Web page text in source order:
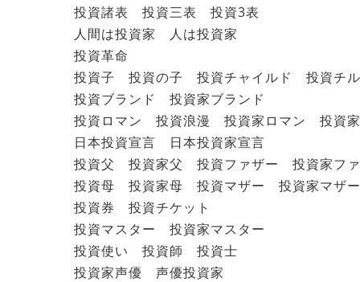
投資諸表 投資三表 投資3表
人間は投資家 人は投資家
投資革命
投資子 投資の子 投資チャイルド 投資チル
投資ブランド 投資家ブランド
投資ロマン 投資浪漫 投資家ロマン 投資家
日本投資宣言 日本投資家宣言
投資父 投資家父 投資ファザー 投資家ファ
投資母 投資家母 投資マザー 投資家マザー
投資券 投資チケット
投資マスター 投資家マスター
投資使い 投資師 投資士
投資家声優 声優投資家